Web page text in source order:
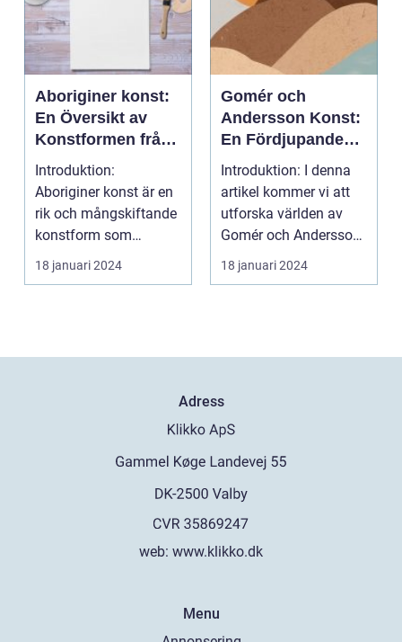
Aboriginer konst:
En Översikt av
Konstformen från
Australiens
Urinvånare
Introduktion:
Aboriginer konst är en
rik och mångskiftande
konstform som
härstammar från
Australiens...
18 januari 2024
Gomér och
Andersson Konst:
En Fördjupande
Översikt
Introduktion: I denna
artikel kommer vi att
utforska världen av
Gomér och Andersson
konst, dess olik...
18 januari 2024
Adress
web: www.klikko.dk
Menu